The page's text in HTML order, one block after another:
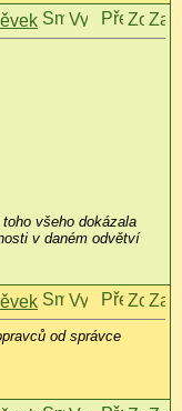
všeho dokázala
v daném odvětví
od správce